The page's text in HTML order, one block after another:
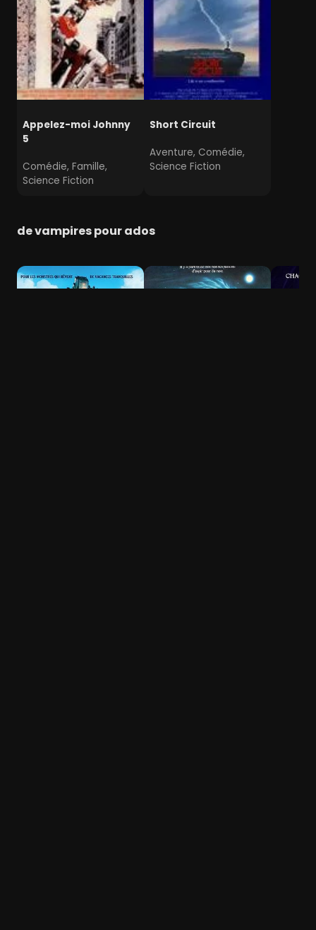
Appelez-moi Johnny
5
Comédie, Famille,
Science Fiction
Short Circuit
Aventure, Comédie,
Science Fiction
de vampires pour ados